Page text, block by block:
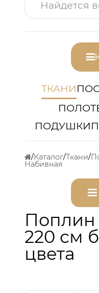
ТКАНИ
ПОДУШКИ
Каталог Ткани
Набивная
Поплин
220 см
цвета